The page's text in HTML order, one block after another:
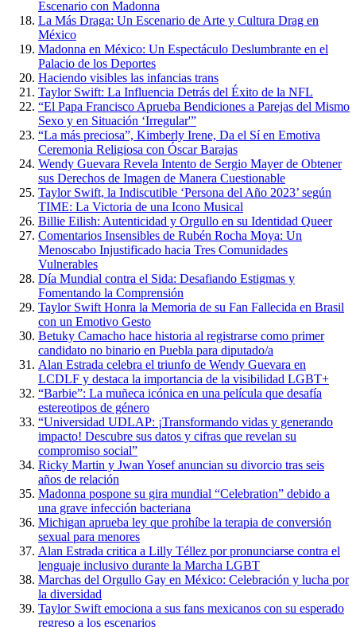
Escenario con Madonna
La Más Draga: Un Escenario de Arte y Cultura Drag en
México
Madonna en México: Un Espectáculo Deslumbrante en el
Palacio de los Deportes
Haciendo visibles las infancias trans
Taylor Swift: La Influencia Detrás del Éxito de la NFL
“El Papa Francisco Aprueba Bendiciones a Parejas del Mismo
Sexo y en Situación ‘Irregular'”
“La más preciosa”, Kimberly Irene, Da el Sí en Emotiva
Ceremonia Religiosa con Óscar Barajas
Wendy Guevara Revela Intento de Sergio Mayer de Obtener
sus Derechos de Imagen de Manera Cuestionable
Taylor Swift, la Indiscutible ‘Persona del Año 2023’ según
TIME: La Victoria de una Icono Musical
Billie Eilish: Autenticidad y Orgullo en su Identidad Queer
Comentarios Insensibles de Rubén Rocha Moya: Un
Menoscabo Injustificado hacia Tres Comunidades
Vulnerables
Día Mundial contra el Sida: Desafiando Estigmas y
Fomentando la Comprensión
Taylor Swift Honra la Memoria de su Fan Fallecida en Brasil
con un Emotivo Gesto
Betuky Camacho hace historia al registrarse como primer
candidato no binario en Puebla para diputado/a
Alan Estrada celebra el triunfo de Wendy Guevara en
LCDLF y destaca la importancia de la visibilidad LGBT+
“Barbie”: La muñeca icónica en una película que desafía
estereotipos de género
“Universidad UDLAP: ¡Transformando vidas y generando
impacto! Descubre sus datos y cifras que revelan su
compromiso social”
Ricky Martin y Jwan Yosef anuncian su divorcio tras seis
años de relación
Madonna pospone su gira mundial “Celebration” debido a
una grave infección bacteriana
Michigan aprueba ley que prohíbe la terapia de conversión
sexual para menores
Alan Estrada critica a Lilly Téllez por pronunciarse contra el
lenguaje inclusivo durante la Marcha LGBT
Marchas del Orgullo Gay en México: Celebración y lucha por
la diversidad
Taylor Swift emociona a sus fans mexicanos con su esperado
regreso a los escenarios